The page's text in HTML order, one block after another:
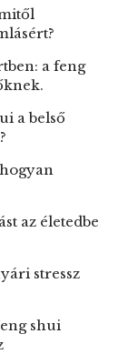
a feng
a belső
az életedbe
stressz
shui